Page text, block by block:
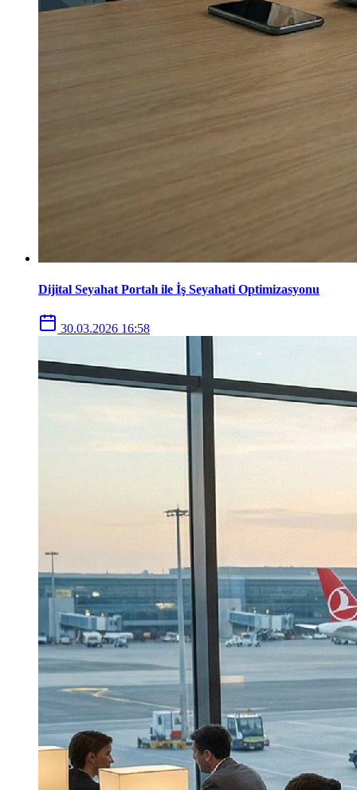
Dijital Seyahat Portalı ile İş Seyahati Optimizasyonu
30.03.2026 16:58